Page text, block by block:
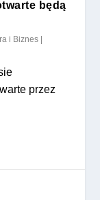
będą
i Biznes
przez